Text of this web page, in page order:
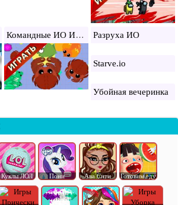
Командные ИО Игры Разруха ИО
Starve.io
Убойная вечеринка
Куклы ЛОЛ Пони Ава Сити Готовим еду